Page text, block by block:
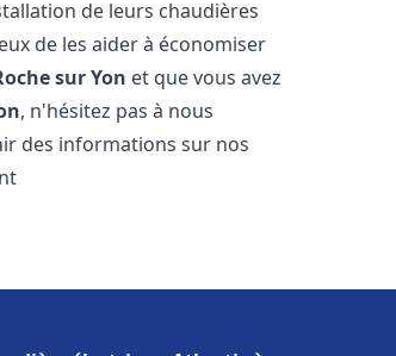
de leurs chaudières
de les aider à économiser
sur Yon et que vous avez
, n'hésitez pas à nous
des informations sur nos